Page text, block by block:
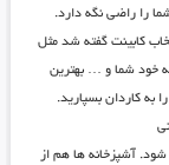
را راضی نگه دارد.
کابینت گفته شد مثل
خود شما و … بهترین
به کاردان بسپارید.
آشپزخانه ها هم از